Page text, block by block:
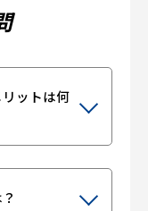
ットは何